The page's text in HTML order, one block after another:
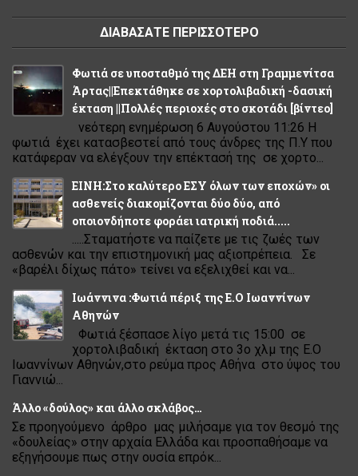
ΔΙΑΒΑΣΑΤΕ ΠΕΡΙΣΣΟΤΕΡΟ
Φωτιά σε υποσταθμό της ΔΕΗ στη Γραμμενίτσα
Άρτας||Επεκτάθηκε σε χορτολιβαδική -δασική
έκταση ||Πολλές περιοχές στο σκοτάδι [βίντεο]
νεότερη ενημέρωση 6 Αυγούστου 11:26 Η
φωτιά έχει κατασβεστεί από τους άνδρες της Π.Υ που
κατάφεραν να ελέγξουν την επέκτασή της σε χορτο...
ΕΙΝΗ:Στο καλύτερο ΕΣΥ όλων των εποχών» οι
ασθενείς διακομίζονται δύο δύο, από
οποιονδήποτε φοράει ιατρική ποδιά.....
.....Σταματήστε να παίζετε με τις ζωές των
ασθενών και την επιστημονική μας αξιοπρέπεια. Σε
«βαρέλι δίχως πάτο» τείνει να εξελιχθεί και να...
Ιωάννινα :Φωτιά πέριξ της Ε.Ο Ιωαννίνων
Αθηνών
Φωτιά ξέσπασε λίγο μετά τις 15:00 σε
χορτολιβαδική έκταση στο 3ο χλμ της Ε.Ο
Ιωαννίνων Αθηνών,στο ρεύμα προς Αθήνα στο ύψος του
Γιαννιώ...
Άλλο «δούλος» και άλλο σκλάβος…
Σε προηγούμενο άρθρο μας μιλήσαμε για τον θεσμό της
«δουλείας» στην αρχαία Ελλάδα και προσπαθήσαμε να
εξηγήσουμε πως στην ουσία επρόκ...